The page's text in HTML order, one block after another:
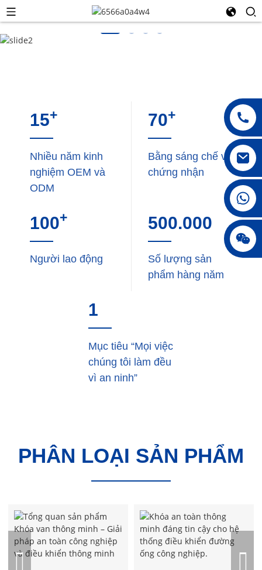
15+
Nhiều năm kinh
nghiệm OEM và
ODM
70+
Bằng sáng chế và
chứng nhận
100+
Người lao động
500.000
Số lượng sản
phẩm hàng năm
1
Mục tiêu “Mọi việc
chúng tôi làm đều
vì an ninh”
PHÂN LOẠI SẢN PHẨM